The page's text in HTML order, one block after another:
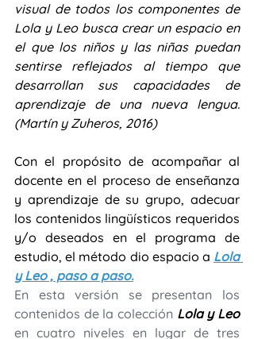
visual de todos los componentes de
Lola y Leo busca crear un espacio en
el que los niños y las niñas puedan
sentirse reflejados al tiempo que
desarrollan sus capacidades de
aprendizaje de una nueva lengua.
(Martín y Zuheros, 2016)
Con el propósito de acompañar al
docente en el proceso de enseñanza
y aprendizaje de su grupo, adecuar
los contenidos lingüísticos requeridos
y/o deseados en el programa de
estudio, el método dio espacio a Lola
y Leo , paso a paso.
En esta versión se presentan los
contenidos de la colección Lola y Leo
en cuatro niveles en lugar de tres